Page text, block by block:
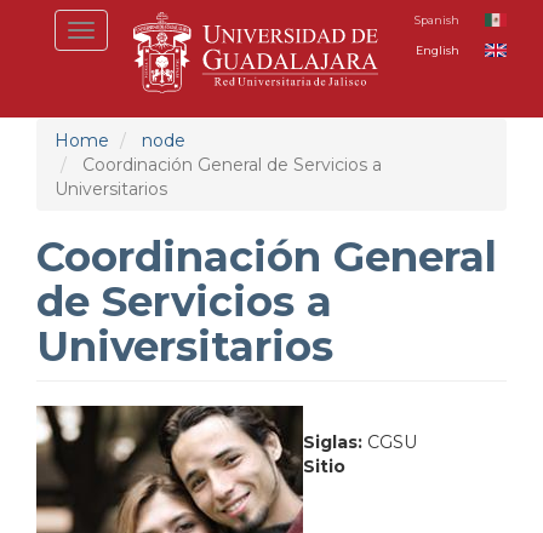
Toggle
navigation
Spanish
English
Home
node
Coordinación General de Servicios a
Universitarios
Coordinación General
de Servicios a
Universitarios
Siglas: CGSU
Sitio